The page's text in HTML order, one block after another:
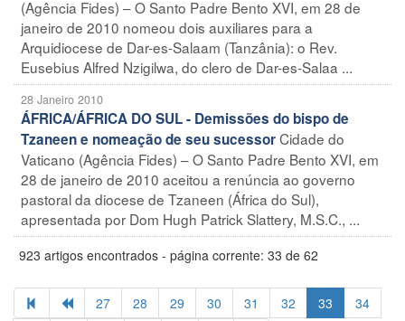
(Agência Fides) – O Santo Padre Bento XVI, em 28 de
janeiro de 2010 nomeou dois auxiliares para a
Arquidiocese de Dar-es-Salaam (Tanzânia): o Rev.
Eusebius Alfred Nzigilwa, do clero de Dar-es-Salaa ...
28 Janeiro 2010
ÁFRICA/ÁFRICA DO SUL - Demissões do bispo de
Tzaneen e nomeação de seu sucessorCidade do
Vaticano (Agência Fides) – O Santo Padre Bento XVI, em
28 de janeiro de 2010 aceitou a renúncia ao governo
pastoral da diocese de Tzaneen (África do Sul),
apresentada por Dom Hugh Patrick Slattery, M.S.C., ...
923 artigos encontrados - página corrente: 33 de 62
27 28 29 30 31 32 33
34